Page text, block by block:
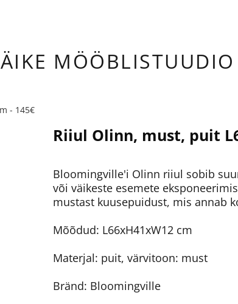
MÖÖBLISTUUDIO
- 145€
Riiul Olinn, must, puit
Bloomingville'i Olinn riiul sobib
või väikeste esemete
mustast kuusepuidust, mis annab
Mõõdud: L66xH41xW12 cm
Materjal: puit, värvitoon: must
Bränd: Bloomingville